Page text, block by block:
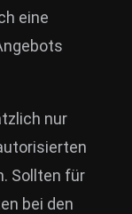
eine
nur
Sollten für
bei den